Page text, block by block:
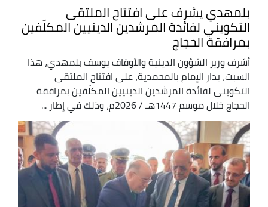
بلمهدي يشرف على افتتاح الملتقى
التكويني لفائدة المرشدين الدينيين المكلّفين
بمرافقة الحجاج
أشرف وزير الشؤون الدينية والأوقاف يوسف بلمهدي، هذا
السبت، بدار الإمام بالمحمدية، على افتتاح الملتقى
التكويني لفائدة المرشدين الدينيين المكلّفين بمرافقة
الحجاج خلال موسم 1447هـ / 2026م، وذلك في إطار ...